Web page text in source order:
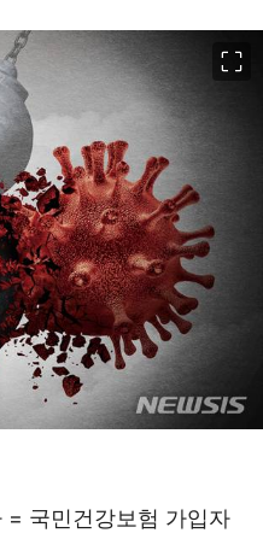
국민건강보험 가입자